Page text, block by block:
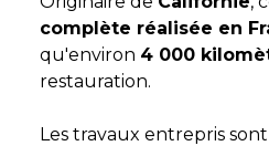
complète réalisée en
qu'environ 4 000
restauration.
Les travaux entrepris